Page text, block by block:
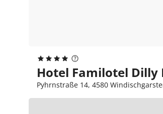
Hotel Familotel Dilly
Pyhrnstraße 14, 4580